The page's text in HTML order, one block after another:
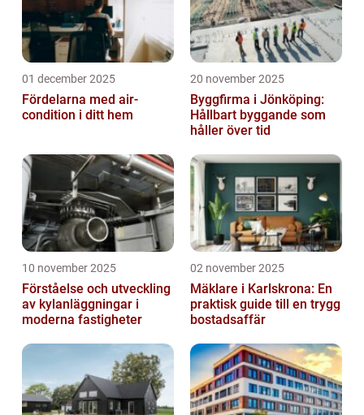
01 december 2025
Fördelarna med air-
condition i ditt hem
20 november 2025
Byggfirma i Jönköping:
Hållbart byggande som
håller över tid
10 november 2025
Förståelse och utveckling
av kylanläggningar i
moderna fastigheter
02 november 2025
Mäklare i Karlskrona: En
praktisk guide till en trygg
bostadsaffär